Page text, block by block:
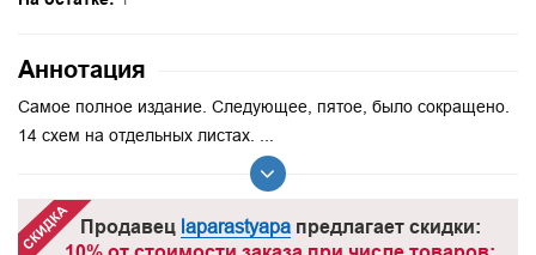
Аннотация
Самое полное издание. Следующее, пятое, было сокращено.
14 схем на отдельных листах. ...
Продавец laparastyapaпредлагает скидки: